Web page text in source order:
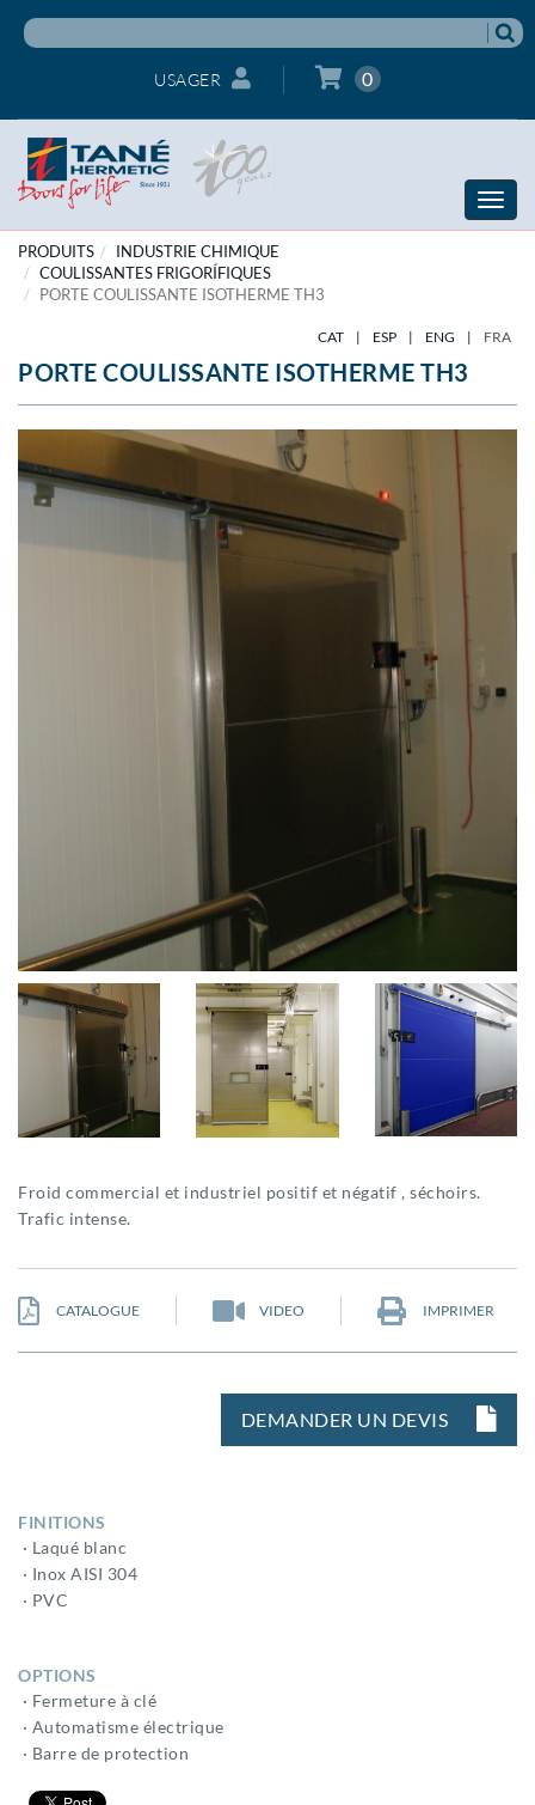
USAGER 0
Toggle
PRODUITS
INDUSTRIE CHIMIQUE
COULISSANTES FRIGORÍFIQUES
PORTE COULISSANTE ISOTHERME TH3
CAT | ESP | ENG | FRA
PORTE COULISSANTE ISOTHERME TH3
Froid commercial et industriel positif et négatif , séchoirs.
Trafic intense.
CATALOGUE VIDEO IMPRIMER
DEMANDER UN DEVIS
FINITIONS
· Laqué blanc
· Inox AISI 304
· PVC
OPTIONS
· Fermeture à clé
· Automatisme électrique
· Barre de protection